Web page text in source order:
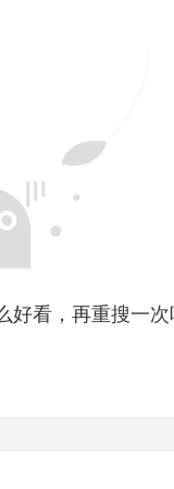
好看，再重搜一次